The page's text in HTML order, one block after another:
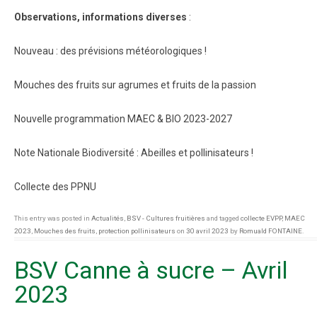
Observations, informations diverses :
Nouveau : des prévisions météorologiques !
Mouches des fruits sur agrumes et fruits de la passion
Nouvelle programmation MAEC & BIO 2023-2027
Note Nationale Biodiversité : Abeilles et pollinisateurs !
Collecte des PPNU
This entry was posted in Actualités BSV - Cultures fruitières and tagged collecte EVPP, MAEC
2023 Mouches des fruits protection pollinisateurs on 30 avril 2023 by Romuald FONTAINE
BSV Canne à sucre – Avril
2023